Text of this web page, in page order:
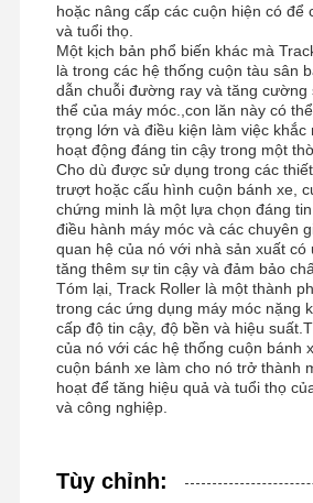
Vòng lăn xách
Người làm biếng phía trước
Nhông xích
Chuỗi theo dõi
Bàn đệm giày
theo dõi điều chỉnh
theo dõi bu lông
Ứng dụng máy đào
Thùng thợ đào
Lưỡi cắt của máy ủi
hoặc nâng cấp các cuộn hiện có để
và tuổi thọ.
Một kịch bản phổ biến khác mà
là trong các hệ thống cuộn tàu sân
dẫn chuỗi đường ray và tăng cường
thể của máy móc.,con lăn này có
trọng lớn và điều kiện làm việc khắc
hoạt động đáng tin cậy trong một
Cho dù được sử dụng trong các
trượt hoặc cấu hình cuộn bánh xe,
chứng minh là một lựa chọn đáng
điều hành máy móc và các chuyên
quan hệ của nó với nhà sản xuất có
tăng thêm sự tin cậy và đảm bảo
Tóm lại, Track Roller là một thành
trong các ứng dụng máy móc nặng
cấp độ tin cậy, độ bền và hiệu
của nó với các hệ thống cuộn bánh
cuộn bánh xe làm cho nó trở thành
hoạt để tăng hiệu quả và tuổi thọ
và công nghiệp.
Tùy chỉnh: